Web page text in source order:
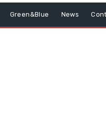
Green&Blue News